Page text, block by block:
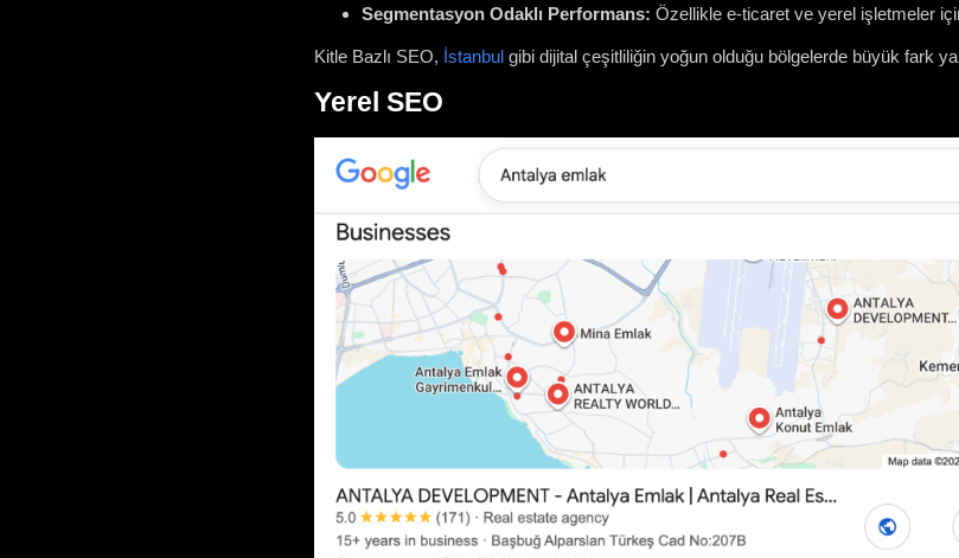
Segmentasyon Odaklı Performans: Özellikle e-ticaret ve yerel işletmeler
Kitle Bazlı SEO, İstanbul gibi dijital çeşitliliğin yoğun olduğu bölgelerde büyük fark
Yerel SEO